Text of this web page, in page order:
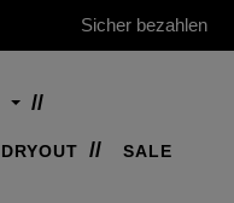
Sicher bezahlen
SALE